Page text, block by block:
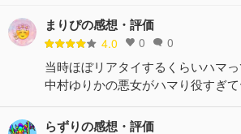
まりぴの感想・評価
4.0 0 0
当時ほぼリアタイするくらいハマ
中村ゆりかの悪女がハマり役すぎ
らずりの感想・評価